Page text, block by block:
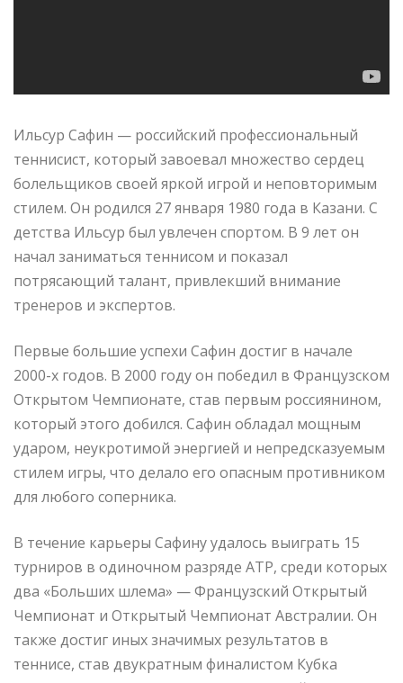
Ильсур Сафин — российский профессиональный
теннисист, который завоевал множество сердец
болельщиков своей яркой игрой и неповторимым
стилем. Он родился 27 января 1980 года в Казани. С
детства Ильсур был увлечен спортом. В 9 лет он
начал заниматься теннисом и показал
потрясающий талант, привлекший внимание
тренеров и экспертов.
Первые большие успехи Сафин достиг в начале
2000-х годов. В 2000 году он победил в Французском
Открытом Чемпионате, став первым россиянином,
который этого добился. Сафин обладал мощным
ударом, неукротимой энергией и непредсказуемым
стилем игры, что делало его опасным противником
для любого соперника.
В течение карьеры Сафину удалось выиграть 15
турниров в одиночном разряде АТР, среди которых
два «Больших шлема» — Французский Открытый
Чемпионат и Открытый Чемпионат Австралии. Он
также достиг иных значимых результатов в
теннисе, став двукратным финалистом Кубка